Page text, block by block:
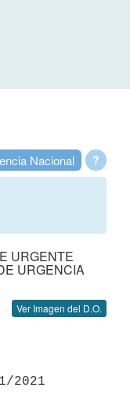
?
Nacional
URGENTE
URGENCIA
Ver Imagen del D.O.
2021